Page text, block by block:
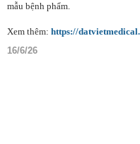
mẫu bệnh phẩm.
Xem thêm: https://
16/6/26